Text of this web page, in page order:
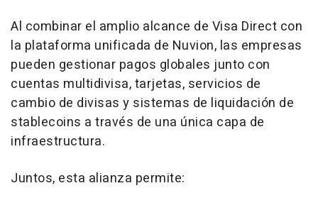
Al combinar el amplio alcance de Visa Direct con
la plataforma unificada de Nuvion, las empresas
pueden gestionar pagos globales junto con
cuentas multidivisa, tarjetas, servicios de
cambio de divisas y sistemas de liquidación de
stablecoins a través de una única capa de
infraestructura.
Juntos, esta alianza permite: